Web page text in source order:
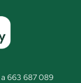
a 663 687 089